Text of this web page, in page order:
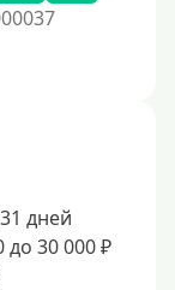
дней
до 30 000 ₽